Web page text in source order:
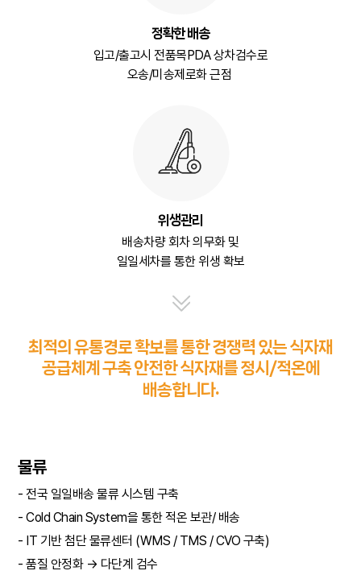
정확한 배송
입고/출고시 전품목PDA 상차검수로
오송/미송제로화 근점
위생관리
배송차량 회차 의무화 및
일일세차를 통한 위생 확보
최적의 유통경로 확보를 통한 경쟁력 있는 식자재
공급체계 구축안전한 식자재를 정시/적온에
배송합니다.
물류
- 전국 일일배송 물류 시스템 구축
-Cold Chain System을 통한 적온 보관/ 배송
- IT 기반 첨단 물류센터 (WMS / TMS / CVO 구축)
-품질 안정화 → 다단계 검수